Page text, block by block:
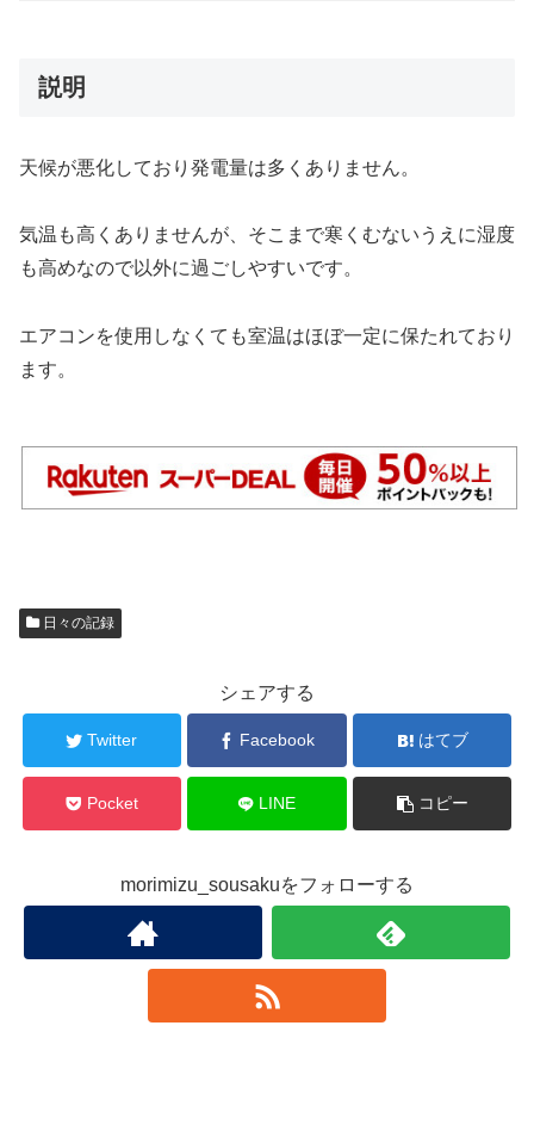
説明
天候が悪化しており発電量は多くありません。
気温も高くありませんが、そこまで寒くむないうえに湿度
も高めなので以外に過ごしやすいです。
エアコンを使用しなくても室温はほぼ一定に保たれており
ます。
日々の記録
シェアする
Twitter Facebook はてブ
Pocket LINE コピー
morimizu_sousakuをフォローする